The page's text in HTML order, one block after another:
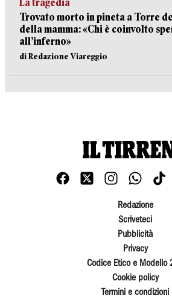
La tragedia
Trovato morto in pineta a Torre
della mamma: «Chi è coinvolto
all’inferno»
di Redazione Viareggio
Redazione
Scriveteci
Pubblicità
Privacy
Codice Etico e Modello
Cookie policy
Termini e condizioni